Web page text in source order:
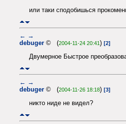
или таки сподобишься
← →
debuger © (2004-11-24 20:41) [2]
Двумерное Быстрое
← →
debuger © (2004-11-26 18:18) [3]
никто ниде не видел?